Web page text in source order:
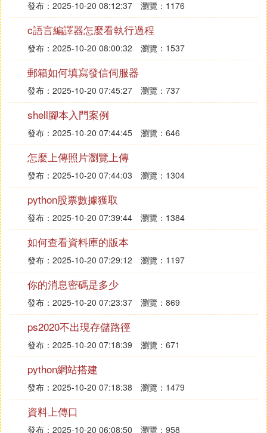
發布：2025-10-20 08:12:37 瀏覽：1176
c語言編譯器怎麼看執行過程
發布：2025-10-20 08:00:32 瀏覽：1537
郵箱如何填寫發信伺服器
發布：2025-10-20 07:45:27 瀏覽：737
shell腳本入門案例
發布：2025-10-20 07:44:45 瀏覽：646
怎麼上傳照片瀏覽上傳
發布：2025-10-20 07:44:03 瀏覽：1304
python股票數據獲取
發布：2025-10-20 07:39:44 瀏覽：1384
如何查看資料庫的版本
發布：2025-10-20 07:29:12 瀏覽：1197
你的消息密碼是多少
發布：2025-10-20 07:23:37 瀏覽：869
ps2020不出現存儲路徑
發布：2025-10-20 07:18:39 瀏覽：671
python網站搭建
發布：2025-10-20 07:18:38 瀏覽：1479
資料上傳口
發布：2025-10-20 06:08:50 瀏覽：958